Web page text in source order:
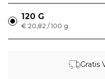
120 G
€ 20,82 / 100 g
Gratis